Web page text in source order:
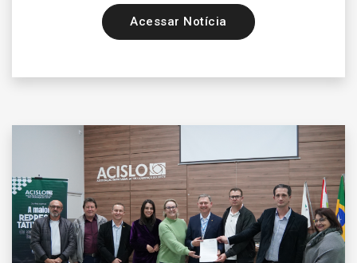
Acessar Notícia